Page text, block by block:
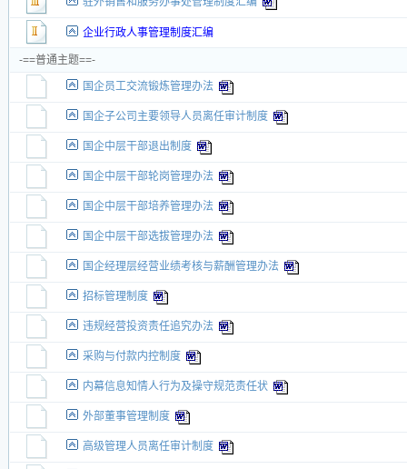
企业行政人事管理制度汇编
-==普通主题==-
国企员工交流锻炼管理办法
国企子公司主要领导人员离任审计制度
国企中层干部退出制度
国企中层干部轮岗管理办法
国企中层干部培养管理办法
国企中层干部选拔管理办法
国企经理层经营业绩考核与薪酬管理办法
招标管理制度
违规经营投资责任追究办法
采购与付款内控制度
内幕信息知情人行为及操守规范责任状
外部董事管理制度
高级管理人员离任审计制度